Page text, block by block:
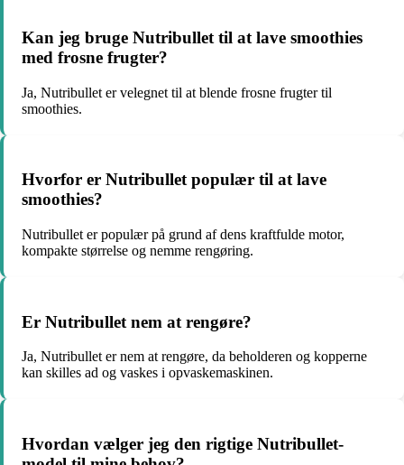
Kan jeg bruge Nutribullet til at lave smoothies
med frosne frugter?
Ja, Nutribullet er velegnet til at blende frosne frugter til
smoothies.
Hvorfor er Nutribullet populær til at lave
smoothies?
Nutribullet er populær på grund af dens kraftfulde motor,
kompakte størrelse og nemme rengøring.
Er Nutribullet nem at rengøre?
Ja, Nutribullet er nem at rengøre, da beholderen og kopperne
kan skilles ad og vaskes i opvaskemaskinen.
Hvordan vælger jeg den rigtige Nutribullet-